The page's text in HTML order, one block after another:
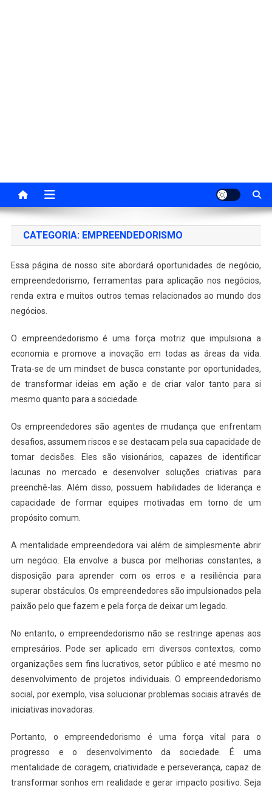
CATEGORIA: EMPREENDEDORISMO
Essa página de nosso site abordará oportunidades de negócio,
empreendedorismo, ferramentas para aplicação nos negócios,
renda extra e muitos outros temas relacionados ao mundo dos
negócios.
O empreendedorismo é uma força motriz que impulsiona a
economia e promove a inovação em todas as áreas da vida.
Trata-se de um mindset de busca constante por oportunidades,
de transformar ideias em ação e de criar valor tanto para si
mesmo quanto para a sociedade.
Os empreendedores são agentes de mudança que enfrentam
desafios, assumem riscos e se destacam pela sua capacidade de
tomar decisões. Eles são visionários, capazes de identificar
lacunas no mercado e desenvolver soluções criativas para
preenchê-las. Além disso, possuem habilidades de liderança e
capacidade de formar equipes motivadas em torno de um
propósito comum.
A mentalidade empreendedora vai além de simplesmente abrir
um negócio. Ela envolve a busca por melhorias constantes, a
disposição para aprender com os erros e a resiliência para
superar obstáculos. Os empreendedores são impulsionados pela
paixão pelo que fazem e pela força de deixar um legado.
No entanto, o empreendedorismo não se restringe apenas aos
empresários. Pode ser aplicado em diversos contextos, como
organizações sem fins lucrativos, setor público e até mesmo no
desenvolvimento de projetos individuais. O empreendedorismo
social, por exemplo, visa solucionar problemas sociais através de
iniciativas inovadoras.
Portanto, o empreendedorismo é uma força vital para o
progresso e o desenvolvimento da sociedade. É uma
mentalidade de coragem, criatividade e perseverança, capaz de
transformar sonhos em realidade e gerar impacto positivo. Seja